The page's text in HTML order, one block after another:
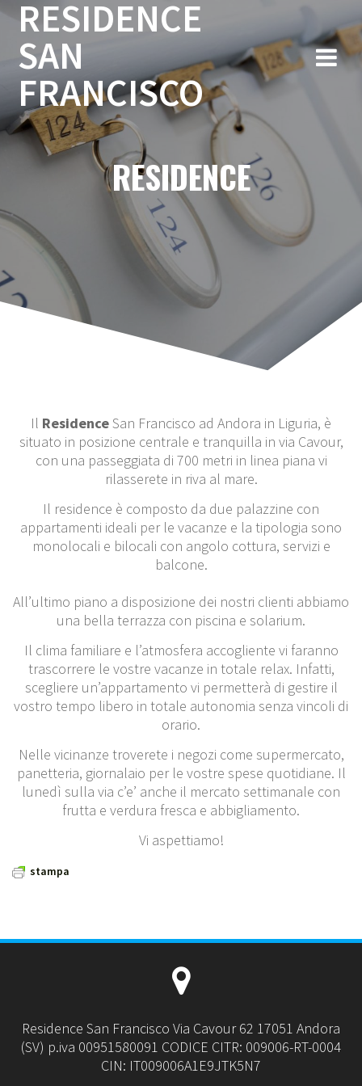
Salta
al
contenuto
RESIDENCE
SAN
FRANCISCO
RESIDENCE
Il ResidenceSan Francisco ad Andora in Liguria, è
situato in posizione centrale e tranquilla in via Cavour,
con una passeggiata di 700 metri in linea piana vi
rilasserete in riva al mare.
Il residence è composto da due palazzine con
appartamenti ideali per le vacanze e la tipologia sono
monolocali e bilocali con angolo cottura, servizi e
balcone.
All’ultimo piano a disposizione dei nostri clienti abbiamo
una bella terrazza con piscina e solarium.
Il clima familiare e l’atmosfera accogliente vi faranno
trascorrere le vostre vacanze in totale relax. Infatti,
scegliere un’appartamento vi permetterà di gestire il
vostro tempo libero in totale autonomia senza vincoli di
orario.
Nelle vicinanze troverete i negozi come supermercato,
panetteria, giornalaio per le vostre spese quotidiane. Il
lunedì sulla via c’e’ anche il mercato settimanale con
frutta e verdura fresca e abbigliamento.
Vi aspettiamo!
stampa
Residence San Francisco Via Cavour 62 17051 Andora
(SV) p.iva 00951580091 CODICE CITR: 009006-RT-0004
CIN: IT009006A1E9JTK5N7